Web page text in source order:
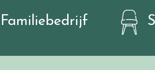
Familiebedrijf